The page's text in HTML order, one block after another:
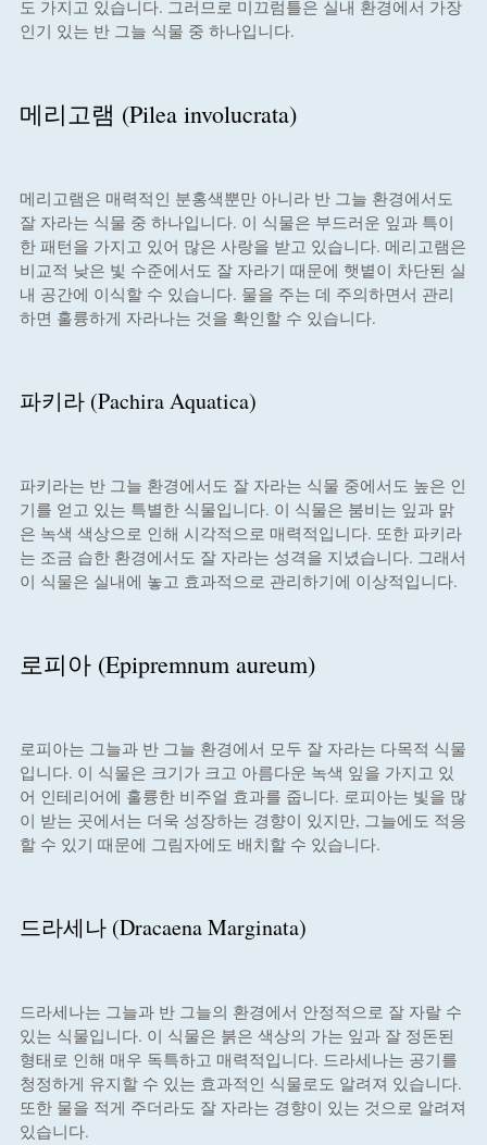
도 가지고 있습니다. 그러므로 미끄럼틀은 실내 환경에서 가장
인기 있는 반 그늘 식물 중 하나입니다.
메리고램 (Pilea involucrata)
메리고램은 매력적인 분홍색뿐만 아니라 반 그늘 환경에서도
잘 자라는 식물 중 하나입니다. 이 식물은 부드러운 잎과 특이
한 패턴을 가지고 있어 많은 사랑을 받고 있습니다. 메리고램은
비교적 낮은 빛 수준에서도 잘 자라기 때문에 햇볕이 차단된 실
내 공간에 이식할 수 있습니다. 물을 주는 데 주의하면서 관리
하면 훌륭하게 자라나는 것을 확인할 수 있습니다.
파키라 (Pachira Aquatica)
파키라는 반 그늘 환경에서도 잘 자라는 식물 중에서도 높은 인
기를 얻고 있는 특별한 식물입니다. 이 식물은 붐비는 잎과 맑
은 녹색 색상으로 인해 시각적으로 매력적입니다. 또한 파키라
는 조금 습한 환경에서도 잘 자라는 성격을 지녔습니다. 그래서
이 식물은 실내에 놓고 효과적으로 관리하기에 이상적입니다.
로피아 (Epipremnum aureum)
로피아는 그늘과 반 그늘 환경에서 모두 잘 자라는 다목적 식물
입니다. 이 식물은 크기가 크고 아름다운 녹색 잎을 가지고 있
어 인테리어에 훌륭한 비주얼 효과를 줍니다. 로피아는 빛을 많
이 받는 곳에서는 더욱 성장하는 경향이 있지만, 그늘에도 적응
할 수 있기 때문에 그림자에도 배치할 수 있습니다.
드라세나 (Dracaena Marginata)
드라세나는 그늘과 반 그늘의 환경에서 안정적으로 잘 자랄 수
있는 식물입니다. 이 식물은 붉은 색상의 가는 잎과 잘 정돈된
형태로 인해 매우 독특하고 매력적입니다. 드라세나는 공기를
청정하게 유지할 수 있는 효과적인 식물로도 알려져 있습니다.
또한 물을 적게 주더라도 잘 자라는 경향이 있는 것으로 알려져
있습니다.